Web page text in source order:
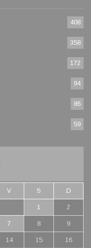
408
358
172
94
86
59
V S D
1 2
7 8 9
14 15 16